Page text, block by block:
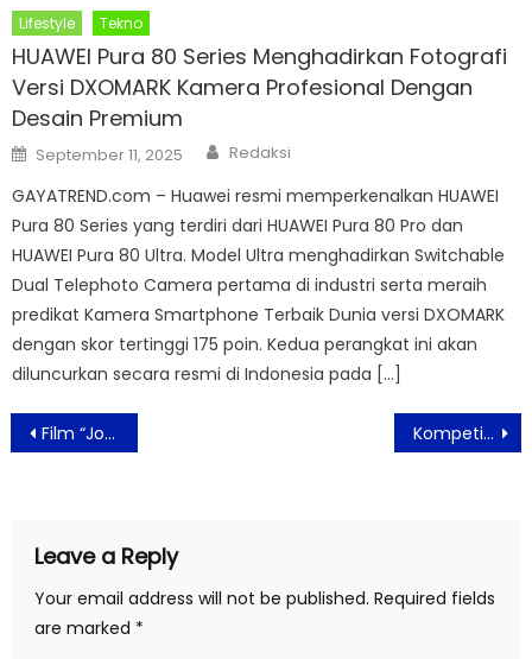
Lifestyle Tekno
HUAWEI Pura 80 Series Menghadirkan Fotografi
Versi DXOMARK Kamera Profesional Dengan
Desain Premium
Posted
on
September 11, 2025 Author
Redaksi
GAYATREND.com – Huawei resmi memperkenalkan HUAWEI
Pura 80 Series yang terdiri dari HUAWEI Pura 80 Pro dan
HUAWEI Pura 80 Ultra. Model Ultra menghadirkan Switchable
Dual Telephoto Camera pertama di industri serta meraih
predikat Kamera Smartphone Terbaik Dunia versi DXOMARK
dengan skor tertinggi 175 poin. Kedua perangkat ini akan
diluncurkan secara resmi di Indonesia pada […]
Post
navigation
Film “Jodoh 3 Bujang” Akan Tayang di Bioskop Mulai 26 Juni 2025 Kompetisi Bisnis dari J&T Express, 10 UMKM Bisa Dapat Set Alat Live Shopping dan Dimentorin Edho Zell
Leave a Reply
Your email address will not be published. Required fields
are marked *